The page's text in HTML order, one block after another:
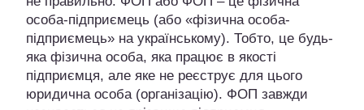
особа-підприємець (або «фізична особа-
підприємець» на українському). Тобто, це будь-
яка фізична особа, яка працює в якості
підприємця, але яке не реєструє для цього
юридична особа (організацію). ФОП завжди